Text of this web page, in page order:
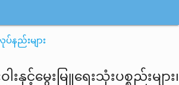
နည်းများ
းနှင့်မွေးမြူရေးသုံးပစ္စည်းမျ